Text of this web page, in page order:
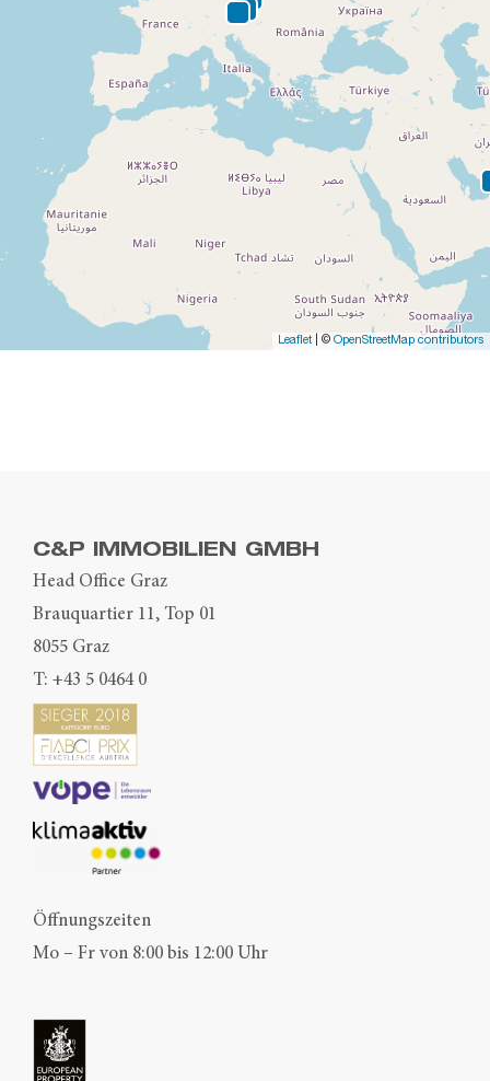
Leaflet| © OpenStreetMap contributors
C&P IMMOBILIEN GMBH
Head Office Graz
Brauquartier 11, Top 01
8055 Graz
T: +43 5 0464 0
Öffnungszeiten
Mo – Fr von 8:00 bis 12:00 Uhr